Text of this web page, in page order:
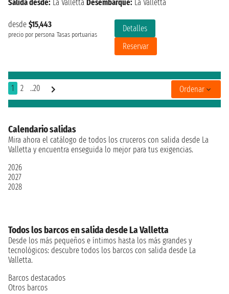
desde $15,443
precio por persona Tasas portuarias
Detalles
Reservar
Salida desde: La Valletta Desembarque: La Valletta
1 2 ..20 Ordenar
Calendario salidas
Mira ahora el catálogo de todos los cruceros con salida desde La
Valletta y encuentra enseguida lo mejor para tus exigencias.
2026
2027
2028
Todos los barcos en salida desde La Valletta
Desde los más pequeños e íntimos hasta los más grandes y
tecnológicos: descubre todos los barcos con salida desde La
Valletta.
Barcos destacados
Otros barcos